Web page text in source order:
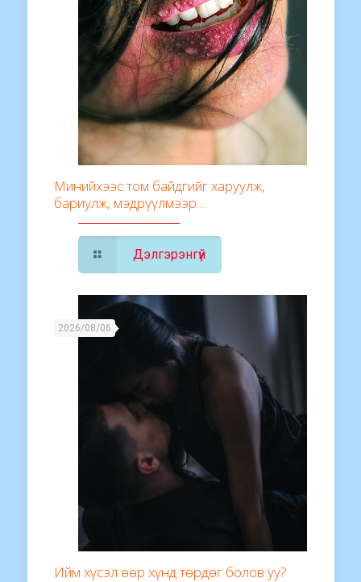
Минийхээс том байдгийг харуулж,
бариулж, мэдрүүлмээр…
Дэлгэрэнгүй
2026/08/06
Ийм хүсэл өөр хүнд төрдөг болов уу?